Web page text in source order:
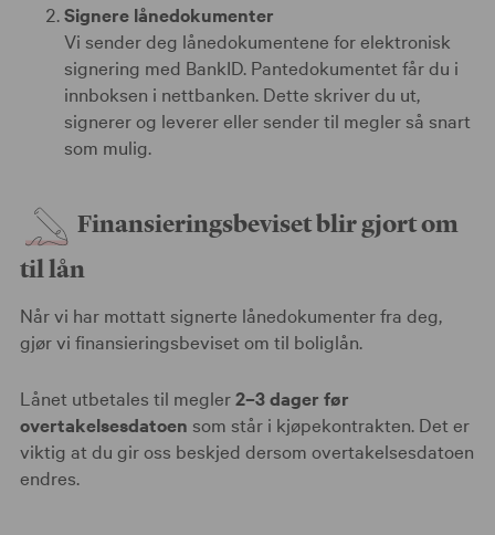
Signere lånedokumenter
Vi sender deg lånedokumentene for elektronisk
signering med BankID. Pantedokumentet får du i
innboksen i nettbanken. Dette skriver du ut,
signerer og leverer eller sender til megler så snart
som mulig.
Finansieringsbeviset blir gjort om
til lån
Når vi har mottatt signerte lånedokumenter fra deg,
gjør vi finansieringsbeviset om til boliglån.
Lånet utbetales til megler2–3 dager før
overtakelsesdatoen som står i kjøpekontrakten. Det er
viktig at du gir oss beskjed dersom overtakelsesdatoen
endres.